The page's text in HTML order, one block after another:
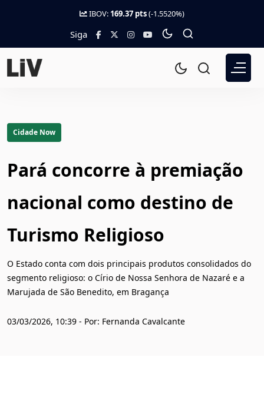
IBOV: 169.37 pts(-1.5520%)
Siga
Cidade Now
Pará concorre à premiação
nacional como destino de
Turismo Religioso
O Estado conta com dois principais produtos consolidados do
segmento religioso: o Círio de Nossa Senhora de Nazaré e a
Marujada de São Benedito, em Bragança
03/03/2026, 10:39 - Por: Fernanda Cavalcante